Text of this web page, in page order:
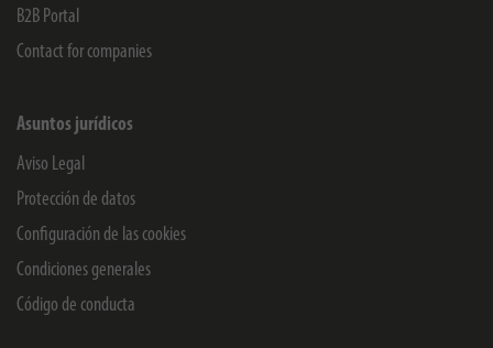
B2B Portal
Contact for companies
Asuntos jurídicos
Aviso Legal
Protección de datos
Configuración de las cookies
Condiciones generales
Código de conducta